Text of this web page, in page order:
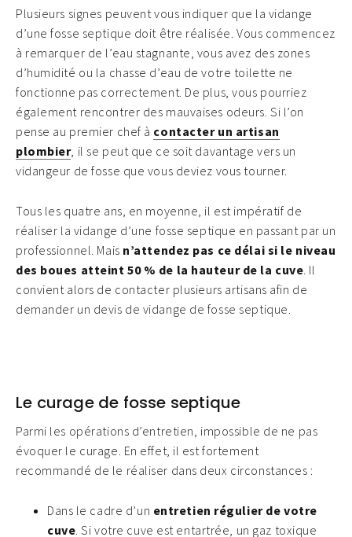
Plusieurs signes peuvent vous indiquer que la vidange
d’une fosse septique doit être réalisée. Vous commencez
à remarquer de l’eau stagnante, vous avez des zones
d’humidité ou la chasse d’eau de votre toilette ne
fonctionne pas correctement. De plus, vous pourriez
également rencontrer des mauvaises odeurs. Si l’on
pense au premier chef à contacter un artisan
plombier, il se peut que ce soit davantage vers un
vidangeur de fosse que vous deviez vous tourner.
Tous les quatre ans, en moyenne, il est impératif de
réaliser la vidange d’une fosse septique en passant par un
professionnel. Mais n’attendez pas ce délai si le niveau
des boues atteint 50 % de la hauteur de la cuve . Il
convient alors de contacter plusieurs artisans afin de
demander un devis de vidange de fosse septique.
Le curage de fosse septique
Parmi les opérations d’entretien, impossible de ne pas
évoquer le curage. En effet, il est fortement
recommandé de le réaliser dans deux circonstances :
Dans le cadre d’un entretien régulier de votre
cuve. Si votre cuve est entartrée, un gaz toxique